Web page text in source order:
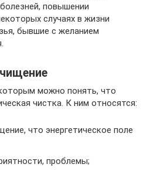
повышении
случаях в жизни
бывшие с желанием
можно понять, что
чистка. К ним относятся:
что энергетическое поле
проблемы;